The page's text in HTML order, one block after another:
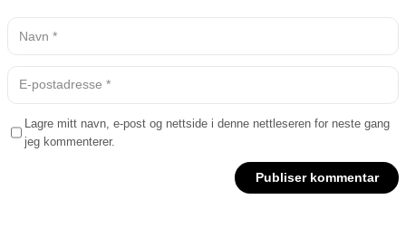
Lagre mitt navn, e-post og nettside i denne nettleseren for neste gang
jeg kommenterer.